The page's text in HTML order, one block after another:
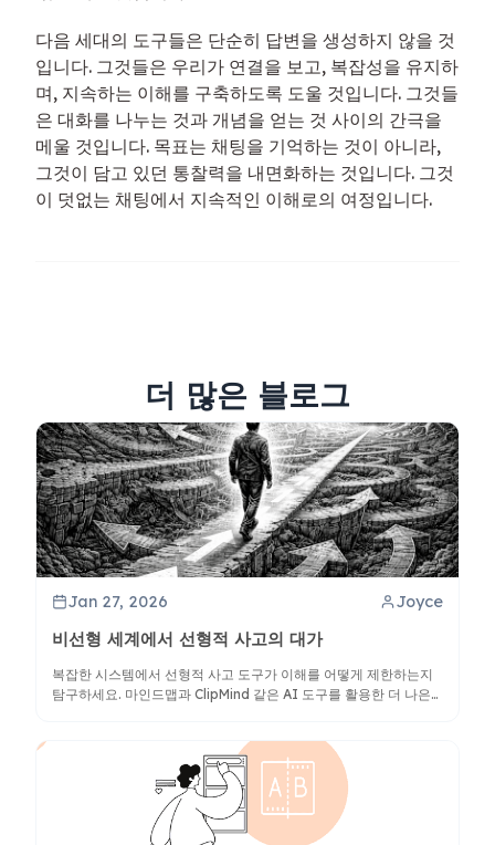
다음 세대의 도구들은 단순히 답변을 생성하지 않을 것
입니다. 그것들은 우리가 연결을 보고, 복잡성을 유지하
며, 지속하는 이해를 구축하도록 도울 것입니다. 그것들
은 대화를 나누는 것과 개념을 얻는 것 사이의 간극을
메울 것입니다. 목표는 채팅을 기억하는 것이 아니라,
그것이 담고 있던 통찰력을 내면화하는 것입니다. 그것
이 덧없는 채팅에서 지속적인 이해로의 여정입니다.
더 많은 블로그
Jan 27, 2026 Joyce
비선형 세계에서 선형적 사고의 대가
복잡한 시스템에서 선형적 사고 도구가 이해를 어떻게 제한하는지
탐구하세요. 마인드맵과 ClipMind 같은 AI 도구를 활용한 더 나은